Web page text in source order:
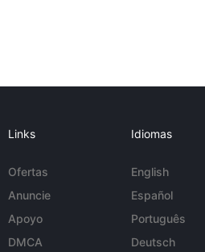
Links
Ofertas
Anuncie
Apoyo
DMCA
Idiomas
English
Español
Português
Deutsch